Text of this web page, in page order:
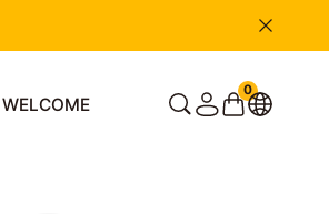
WELCOME
0